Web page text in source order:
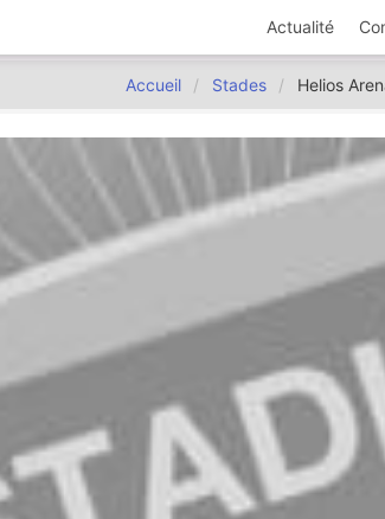
Actualité
Accueil Stades Helios